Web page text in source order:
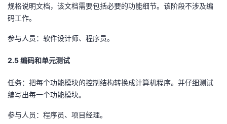
规格说明文档，该文档需要包括必要的功能细节。该阶段不涉及编
码工作。
参与人员：软件设计师、程序员。
2.5 编码和单元测试
任务：把每个功能模块的控制结构转换成计算机程序。并仔细测试
编写出每一个功能模块。
参与人员：程序员、项目经理。